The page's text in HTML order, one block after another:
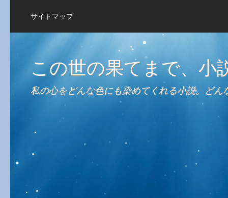
サイトマップ
この世の果てまで、小
私の心をどんな色にも染めてくれる小説。ど